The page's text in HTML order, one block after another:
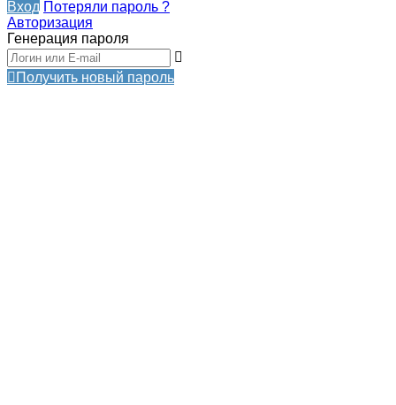
Вход Потеряли пароль ?
Авторизация
Генерация пароля
Получить новый пароль